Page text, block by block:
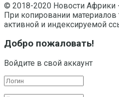
© 2018-2020 Новости Африки
При копировании материалов
активной и индексируемой
Добро пожаловать!
Войдите в свой аккаунт